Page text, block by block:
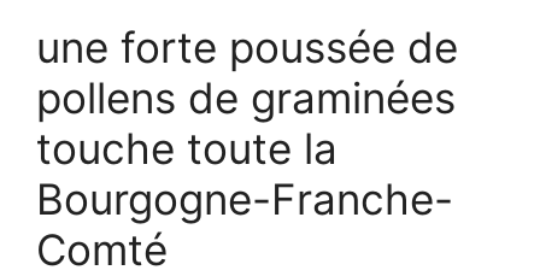
une forte poussée de
pollens de graminées
touche toute la
Bourgogne-Franche-
Comté